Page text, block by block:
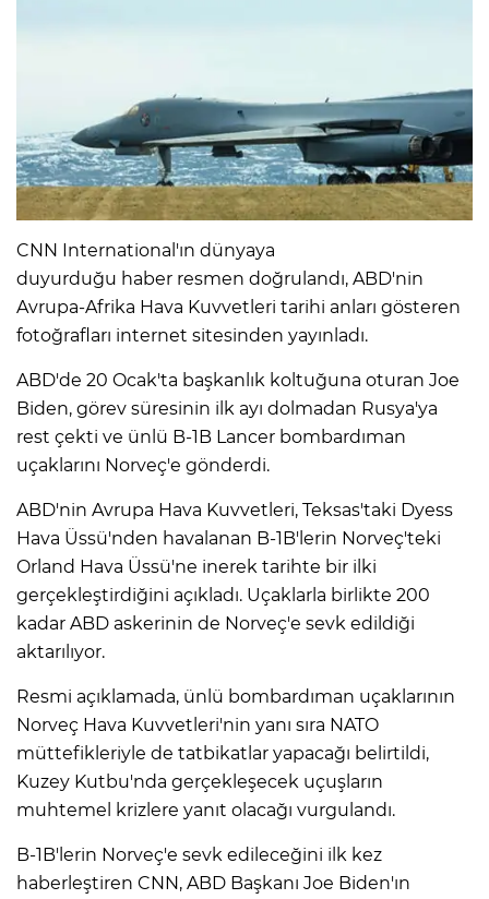
CNN International'ın dünyaya
duyurduğu haber resmen doğrulandı, ABD'nin
Avrupa-Afrika Hava Kuvvetleri tarihi anları gösteren
fotoğrafları internet sitesinden yayınladı.
ABD'de 20 Ocak'ta başkanlık koltuğuna oturan Joe
Biden, görev süresinin ilk ayı dolmadan Rusya'ya
rest çekti ve ünlü B-1B Lancer bombardıman
uçaklarını Norveç'e gönderdi.
ABD'nin Avrupa Hava Kuvvetleri, Teksas'taki Dyess
Hava Üssü'nden havalanan B-1B'lerin Norveç'teki
Orland Hava Üssü'ne inerek tarihte bir ilki
gerçekleştirdiğini açıkladı. Uçaklarla birlikte 200
kadar ABD askerinin de Norveç'e sevk edildiği
aktarılıyor.
Resmi açıklamada, ünlü bombardıman uçaklarının
Norveç Hava Kuvvetleri'nin yanı sıra NATO
müttefikleriyle de tatbikatlar yapacağı belirtildi,
Kuzey Kutbu'nda gerçekleşecek uçuşların
muhtemel krizlere yanıt olacağı vurgulandı.
B-1B'lerin Norveç'e sevk edileceğini ilk kez
haberleştiren CNN, ABD Başkanı Joe Biden'ın